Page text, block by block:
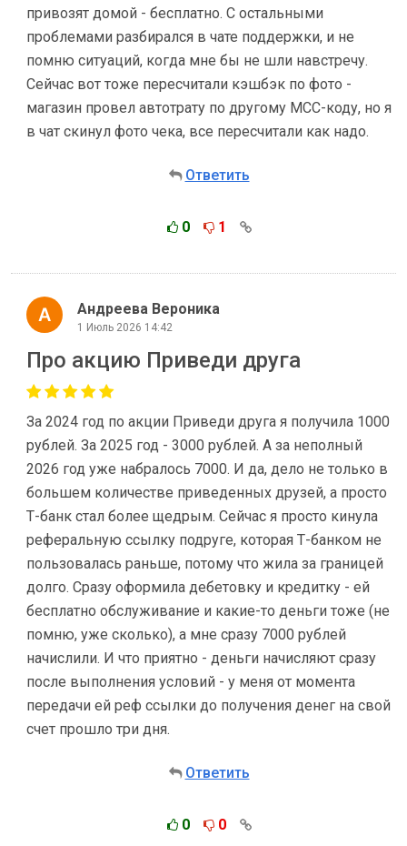
привозят домой - бесплатно. С остальными
проблемами разбирался в чате поддержки, и не
помню ситуаций, когда мне бы не шли навстречу.
Сейчас вот тоже пересчитали кэшбэк по фото -
магазин провел автотрату по другому МСС-коду, но я
в чат скинул фото чека, все пересчитали как надо.
Ответить
0 1
Андреева Вероника
1 Июль 2026 14:42
Про акцию Приведи друга
За 2024 год по акции Приведи друга я получила 1000
рублей. За 2025 год - 3000 рублей. А за неполный
2026 год уже набралось 7000. И да, дело не только в
большем количестве приведенных друзей, а просто
Т-банк стал более щедрым. Сейчас я просто кинула
реферальную ссылку подруге, которая Т-банком не
пользовалась раньше, потому что жила за границей
долго. Сразу оформила дебетовку и кредитку - ей
бесплатно обслуживание и какие-то деньги тоже (не
помню, уже сколько), а мне сразу 7000 рублей
начислили. И что приятно - деньги начисляют сразу
после выполнения условий - у меня от момента
передачи ей реф ссылки до получения денег на свой
счет прошло три дня.
Ответить
0 0